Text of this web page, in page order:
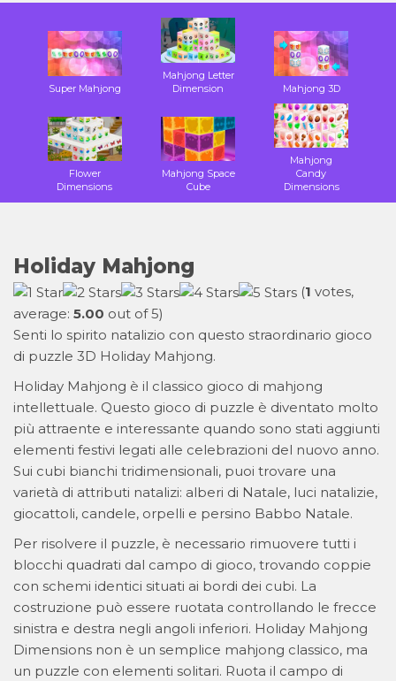
Super Mahjong
Mahjong Letter
Dimension
Mahjong 3D
Flower
Dimensions
Mahjong Space
Cube
Mahjong
Candy
Dimensions
Holiday Mahjong
(1 votes,
average: 5.00 out of 5)
Senti lo spirito natalizio con questo straordinario gioco
di puzzle 3D Holiday Mahjong.
Holiday Mahjong è il classico gioco di mahjong
intellettuale. Questo gioco di puzzle è diventato molto
più attraente e interessante quando sono stati aggiunti
elementi festivi legati alle celebrazioni del nuovo anno.
Sui cubi bianchi tridimensionali, puoi trovare una
varietà di attributi natalizi: alberi di Natale, luci natalizie,
giocattoli, candele, orpelli e persino Babbo Natale.
Per risolvere il puzzle, è necessario rimuovere tutti i
blocchi quadrati dal campo di gioco, trovando coppie
con schemi identici situati ai bordi dei cubi. La
costruzione può essere ruotata controllando le frecce
sinistra e destra negli angoli inferiori. Holiday Mahjong
Dimensions non è un semplice mahjong classico, ma
un puzzle con elementi solitari. Ruota il campo di